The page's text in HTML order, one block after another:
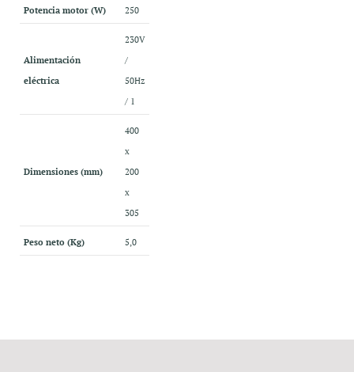
Potencia motor (W) 250
Alimentación
eléctrica
230V
/
50Hz
/ 1
Dimensiones (mm)
400
x
200
x
305
Peso neto (Kg) 5,0